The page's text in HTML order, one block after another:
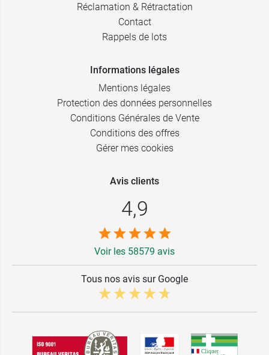
Réclamation & Rétractation
Contact
Rappels de lots
Informations légales
Mentions légales
Protection des données personnelles
Conditions Générales de Vente
Conditions des offres
Gérer mes cookies
Avis clients
4,9
Voir les 58579 avis
Tous nos avis sur Google